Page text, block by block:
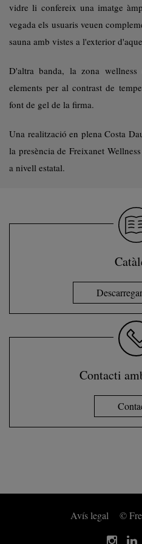
vidre li confereix una imatge
vegada els usuaris veuen
sauna amb vistes a l'exterior
D'altra banda, la zona wellness
elements per al contrast de
font de gel de la firma.
Una realització en plena Costa
la presència de Freixanet
a nivell estatal.
Contacti
Avís legal ©